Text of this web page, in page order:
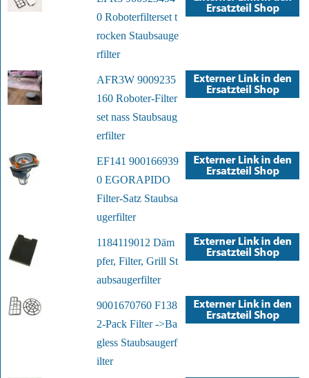
0 Roboterfilterset t
rocken Staubsauge
rfilter
AFR3W 9009235
160 Roboter-Filter
set nass Staubsaug
erfilter
EF141 900166939
0 EGORAPIDO
Filter-Satz Staubsa
ugerfilter
1184119012 Däm
pfer, Filter, Grill St
aubsaugerfilter
9001670760 F138
2-Pack Filter ->Ba
gless Staubsaugerf
ilter